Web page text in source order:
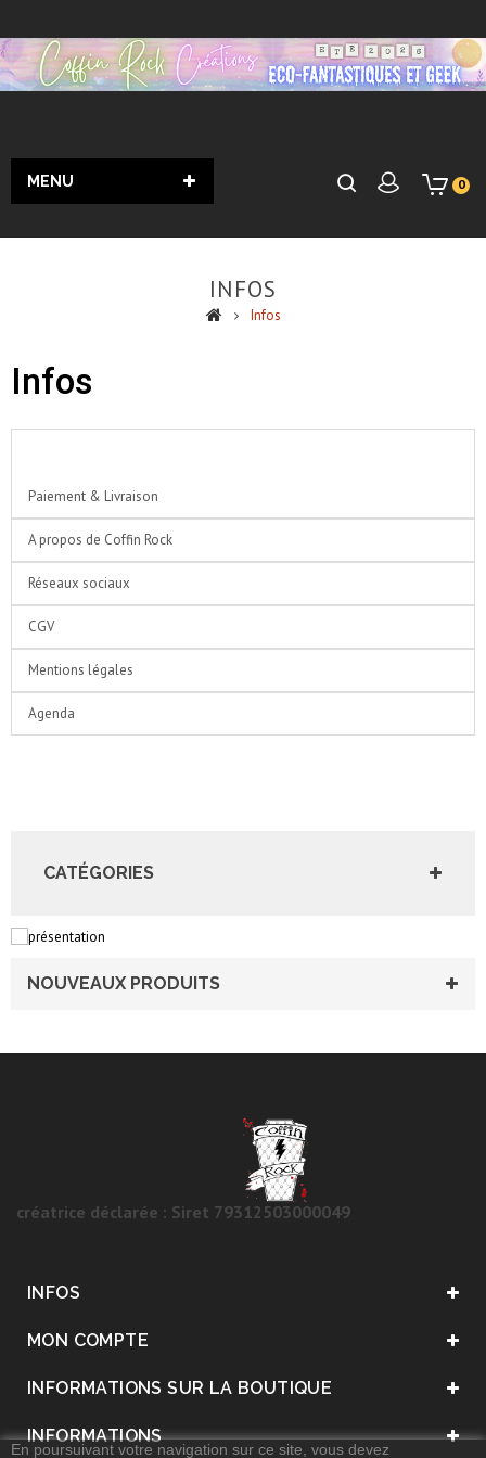
0
MENU
INFOS
Infos
Infos
Paiement & Livraison
A propos de Coffin Rock
Réseaux sociaux
CGV
Mentions légales
Agenda
CATÉGORIES
NOUVEAUX PRODUITS
créatrice déclarée : Siret 79312503000049
INFOS
MON COMPTE
INFORMATIONS SUR LA BOUTIQUE
INFORMATIONS
En poursuivant votre navigation sur ce site, vous devez